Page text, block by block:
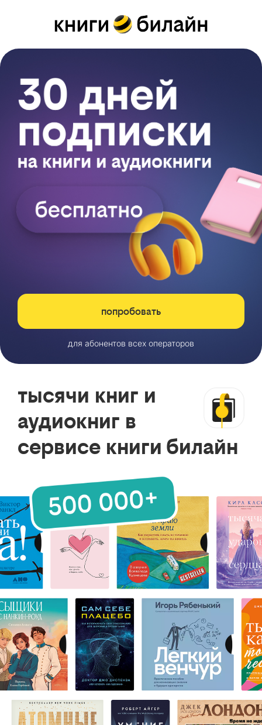
попробовать
для абонентов всех операторов
тысячи книг и
аудиокниг в
сервисе книги билайн